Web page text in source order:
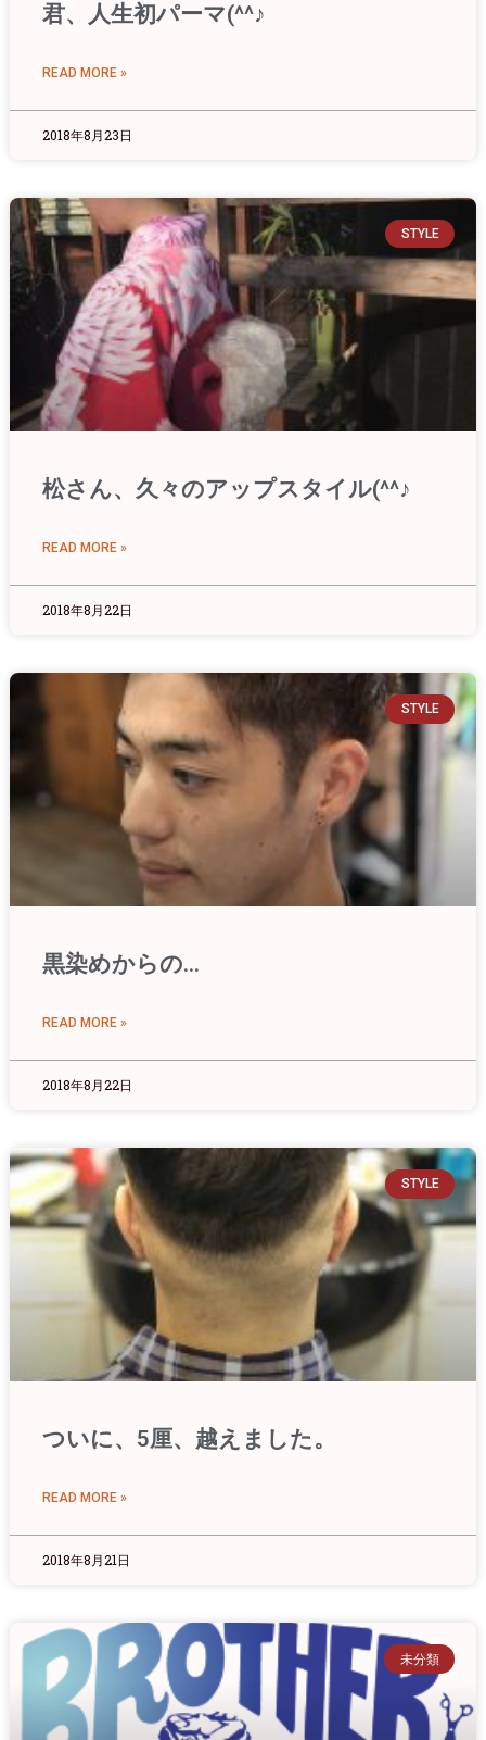
君、人生初パーマ(^^♪
READ MORE »
2018年8月23日
STYLE
松さん、久々のアップスタイル(^^♪
READ MORE »
2018年8月22日
STYLE
黒染めからの…
READ MORE »
2018年8月22日
STYLE
ついに、5厘、越えました。
READ MORE »
2018年8月21日
未分類